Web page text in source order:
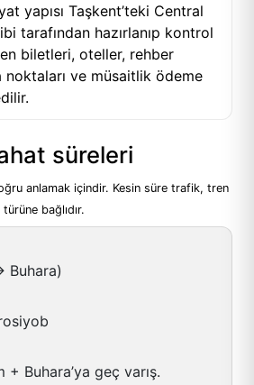
yapısı Taşkent’teki Central
tarafından hazırlanıp kontrol
biletleri, oteller, rehber
noktaları ve müsaitlik ödeme
süreleri
anlamak içindir. Kesin süre trafik, tren
bağlıdır.
Buhara)
Buhara’ya geç varış.